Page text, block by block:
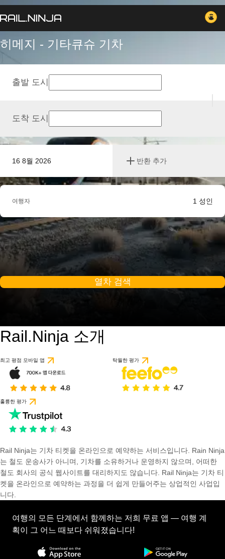
히메지 - 기타큐슈 기차
16 8월 2026 반환 추가
출발 도시
도착 도시
여행자 1 성인
열차 검색
Rail.Ninja 소개
최고 평점 모바일 앱 탁월한 평가
훌륭한 평가
Rail Ninja는 기차 티켓을 온라인으로 예약하는 서비스입니다. Rain Ninja
는 철도 운송사가 아니며, 기차를 소유하거나 운영하지 않으며, 어떠한
철도 회사의 공식 웹사이트를 대리하지도 않습니다. Rail Ninja는 기차 티
켓을 온라인으로 예약하는 과정을 더 쉽게 만들어주는 상업적인 사업입
니다.
여행의 모든 단계에서 함께하는 저희 무료 앱 — 여행 계
획이 그 어느 때보다 쉬워졌습니다!